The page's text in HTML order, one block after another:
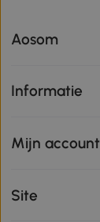
Aosom
Informatie
Mijn account
Site